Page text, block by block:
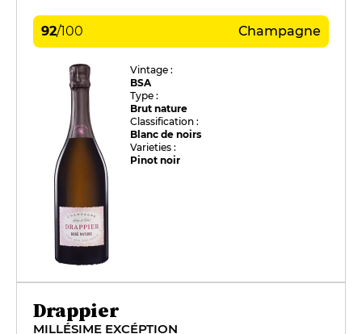
92/100 Champagne
Vintage :
BSA
Type :
Brut nature
Classification :
Blanc de noirs
Varieties :
Pinot noir
Drappier
MILLÉSIME EXCÉPTION